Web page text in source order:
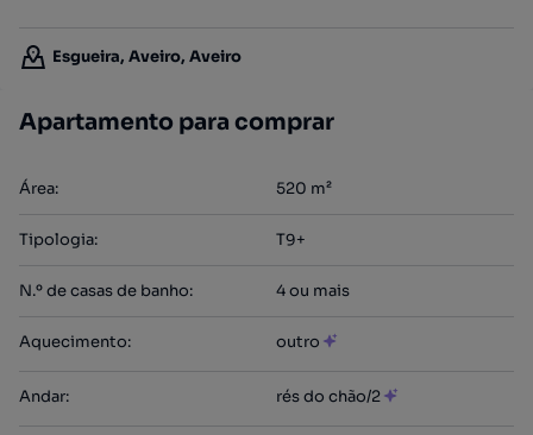
Esgueira, Aveiro, Aveiro
Apartamento para comprar
Área: 520 m²
Tipologia: T9+
N.º de casas de banho: 4 ou mais
Aquecimento: outro
Andar: rés do chão/2